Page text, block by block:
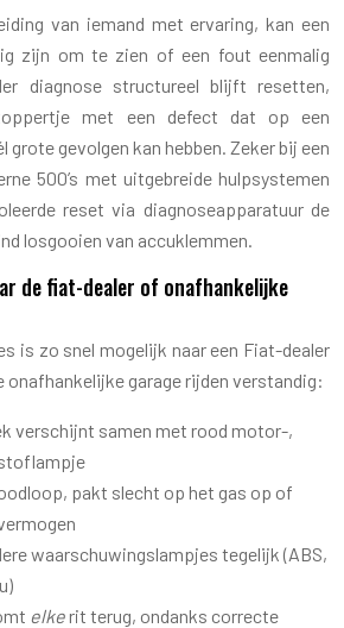
van iemand met ervaring, kan een
zijn om te zien of een fout eenmalig
diagnose structureel blijft resetten,
met een defect dat op een
gevolgen kan hebben. Zeker bij een
500’s met uitgebreide hulpsystemen
reset via diagnoseapparatuur de
losgooien van accuklemmen.
de fiat-dealer of onafhankelijke
is zo snel mogelijk naar een Fiat-dealer
onafhankelijke garage rijden verstandig:
verschijnt samen met rood motor-,
pakt slecht op het gas op of
waarschuwingslampjes tegelijk (ABS,
elkerit terug, ondanks correcte